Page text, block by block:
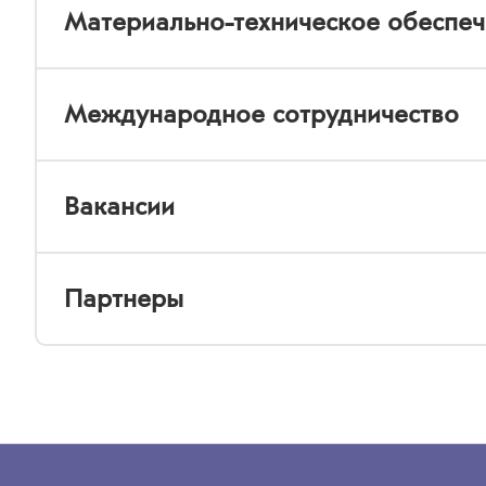
Материально-техническое
Международное сотрудничество
Вакансии
Партнеры